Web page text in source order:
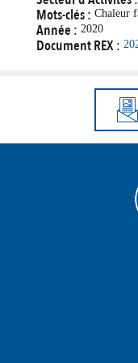
Mots-clés : Chaleur
Année : 2020
Document REX :